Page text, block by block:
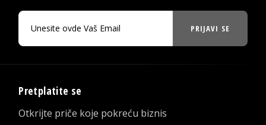
PRIJAVI SE
Pretplatite se
Otkrijte priče koje pokreću biznis